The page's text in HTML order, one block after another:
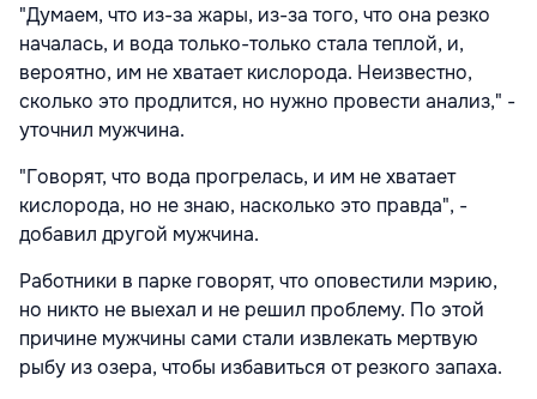
"Думаем, что из-за жары, из-за того, что она резко
началась, и вода только-только стала теплой, и,
вероятно, им не хватает кислорода. Неизвестно,
сколько это продлится, но нужно провести анализ," -
уточнил мужчина.
"Говорят, что вода прогрелась, и им не хватает
кислорода, но не знаю, насколько это правда", -
добавил другой мужчина.
Работники в парке говорят, что оповестили мэрию,
но никто не выехал и не решил проблему. По этой
причине мужчины сами стали извлекать мертвую
рыбу из озера, чтобы избавиться от резкого запаха.